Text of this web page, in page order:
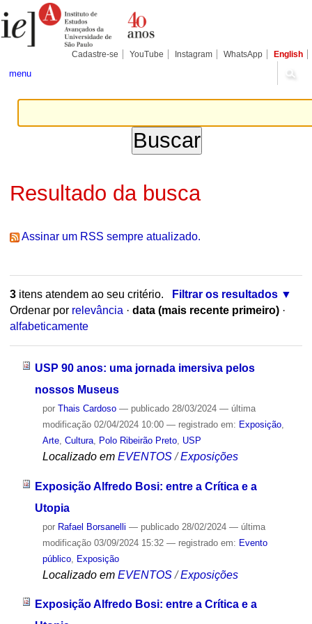
para
conteúdo.
Pessoais
Cadastre-se YouTube Instagram WhatsApp English
menu
Resultado da busca
Assinar um RSS sempre atualizado.
3itens atendem ao seu critério.
Filtrar os resultados
Ordenar por relevância · data (mais recente primeiro) ·
alfabeticamente
USP 90 anos: uma jornada imersiva pelos
nossos Museus
por Thais Cardoso — publicado28/03/2024 — última
modificação02/04/2024 10:00 — registrado em: Exposição,
Arte, Cultura, Polo Ribeirão Preto, USP
Localizado em EVENTOS /Exposições
Exposição Alfredo Bosi: entre a Crítica e a
Utopia
por Rafael Borsanelli — publicado28/02/2024 — última
modificação03/09/2024 15:32 — registrado em: Evento
público, Exposição
Localizado em EVENTOS /Exposições
Exposição Alfredo Bosi: entre a Crítica e a